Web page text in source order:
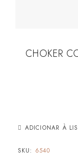
CHOKER
ADICIONAR À
SKU: 6540